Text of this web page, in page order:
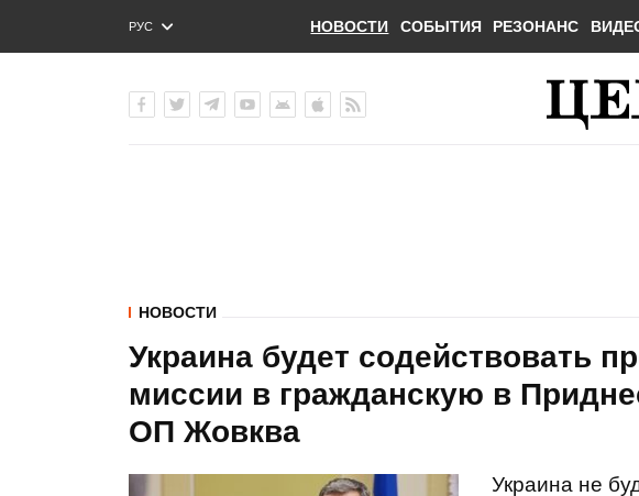
РУС
ENG
НОВОСТИ СОБЫТИЯ РЕЗОНАНС
НОВОСТИ
Украина будет содействовать
миссии в гражданскую в
ОП Жовква
Украина не